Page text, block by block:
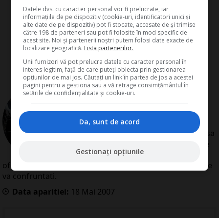
deRedactia Conta
Redactia Conta este alcatuita din
autori cu experienta dovedita pe
domenii precum contabilitate si
fiscalitate. Colectivul si-a propus sa
creeze continut interesant si bine
documentat pentru cititori. Va
oferim solutii utile pentru orice dilema legislativa cu care
va confruntati.
Data aparitiei: 18 Mai 2007
Datele dvs. cu caracter personal vor fi prelucrate, iar
informațiile de pe dispozitiv (cookie-uri, identificatori unici și
alte date de pe dispozitiv) pot fi stocate, accesate de și trimise
către 198 de parteneri sau pot fi folosite în mod specific de
acest site. Noi și partenerii noștri putem folosi date exacte de
localizare geografică. Lista partenerilor.
Unii furnizori vă pot prelucra datele cu caracter personal în
interes legitim, față de care puteți obiecta prin gestionarea
opțiunilor de mai jos. Căutați un link în partea de jos a acestei
pagini pentru a gestiona sau a vă retrage consimțământul în
setările de confidențialitate și cookie-uri.
Da, sunt de acord
Gestionați opțiunile